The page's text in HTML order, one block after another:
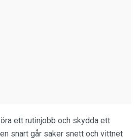
ett rutinjobb och skydda ett
snart går saker snett och vittnet